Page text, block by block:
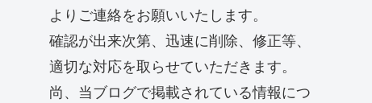
よりご連絡をお願いいたします。
確認が出来次第、迅速に削除、修正等、
適切な対応を取らせていただきます。
尚、当ブログで掲載されている情報につ